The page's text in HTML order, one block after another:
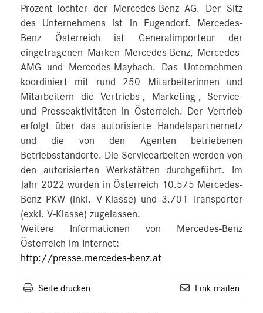
Prozent-Tochter der Mercedes-Benz AG. Der Sitz
des Unternehmens ist in Eugendorf. Mercedes-
Benz Österreich ist Generalimporteur der
eingetragenen Marken Mercedes-Benz, Mercedes-
AMG und Mercedes-Maybach. Das Unternehmen
koordiniert mit rund 250 Mitarbeiterinnen und
Mitarbeitern die Vertriebs-, Marketing-, Service-
und Presseaktivitäten in Österreich. Der Vertrieb
erfolgt über das autorisierte Handelspartnernetz
und die von den Agenten betriebenen
Betriebsstandorte. Die Servicearbeiten werden von
den autorisierten Werkstätten durchgeführt. Im
Jahr 2022 wurden in Österreich 10.575 Mercedes-
Benz PKW (inkl. V-Klasse) und 3.701 Transporter
(exkl. V-Klasse) zugelassen.
Weitere Informationen von Mercedes-Benz
Österreich im Internet:
http://presse.mercedes-benz.at
Seite drucken Link mailen